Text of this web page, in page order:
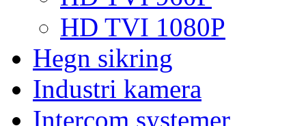
HD TVI 1080P
Hegn sikring
Industri kamera
Intercom systemer